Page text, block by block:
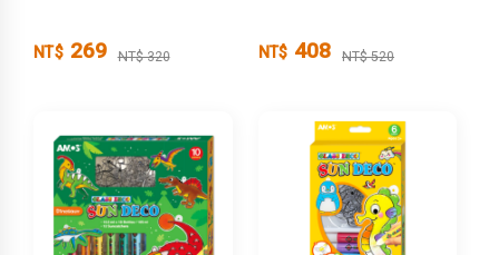
NT$ 269 NT$ 320 NT$ 408 NT$ 520